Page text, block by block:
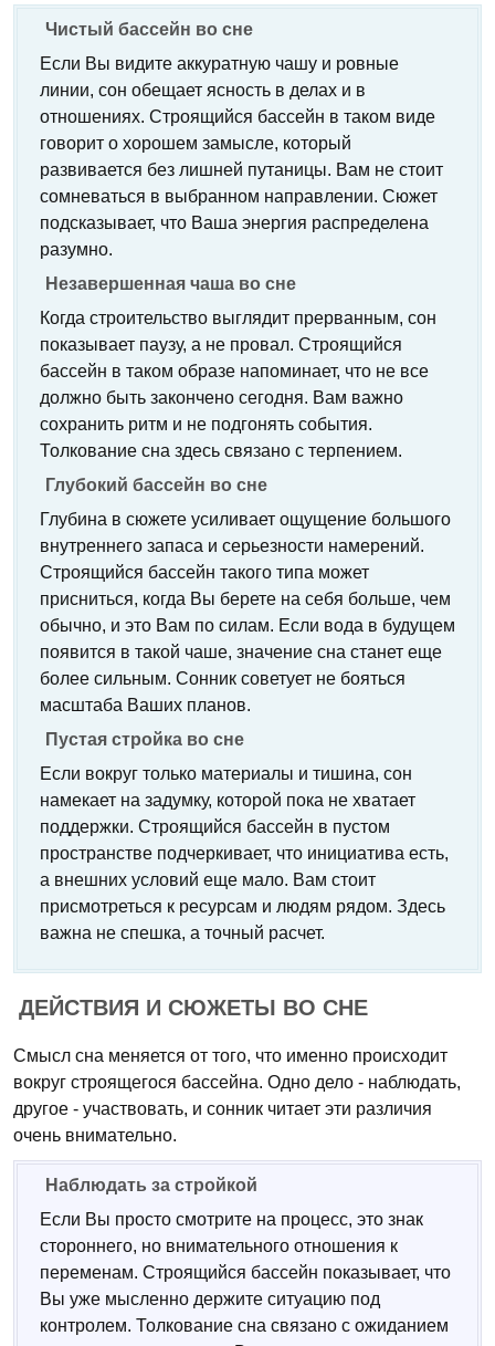
Чистый бассейн во сне
Если Вы видите аккуратную чашу и ровные
линии, сон обещает ясность в делах и в
отношениях. Строящийся бассейн в таком виде
говорит о хорошем замысле, который
развивается без лишней путаницы. Вам не стоит
сомневаться в выбранном направлении. Сюжет
подсказывает, что Ваша энергия распределена
разумно.
Незавершенная чаша во сне
Когда строительство выглядит прерванным, сон
показывает паузу, а не провал. Строящийся
бассейн в таком образе напоминает, что не все
должно быть закончено сегодня. Вам важно
сохранить ритм и не подгонять события.
Толкование сна здесь связано с терпением.
Глубокий бассейн во сне
Глубина в сюжете усиливает ощущение большого
внутреннего запаса и серьезности намерений.
Строящийся бассейн такого типа может
присниться, когда Вы берете на себя больше, чем
обычно, и это Вам по силам. Если вода в будущем
появится в такой чаше, значение сна станет еще
более сильным. Сонник советует не бояться
масштаба Ваших планов.
Пустая стройка во сне
Если вокруг только материалы и тишина, сон
намекает на задумку, которой пока не хватает
поддержки. Строящийся бассейн в пустом
пространстве подчеркивает, что инициатива есть,
а внешних условий еще мало. Вам стоит
присмотреться к ресурсам и людям рядом. Здесь
важна не спешка, а точный расчет.
ДЕЙСТВИЯ И СЮЖЕТЫ ВО СНЕ
Смысл сна меняется от того, что именно происходит
вокруг строящегося бассейна. Одно дело - наблюдать,
другое - участвовать, и сонник читает эти различия
очень внимательно.
Наблюдать за стройкой
Если Вы просто смотрите на процесс, это знак
стороннего, но внимательного отношения к
переменам. Строящийся бассейн показывает, что
Вы уже мысленно держите ситуацию под
контролем. Толкование сна связано с ожиданием